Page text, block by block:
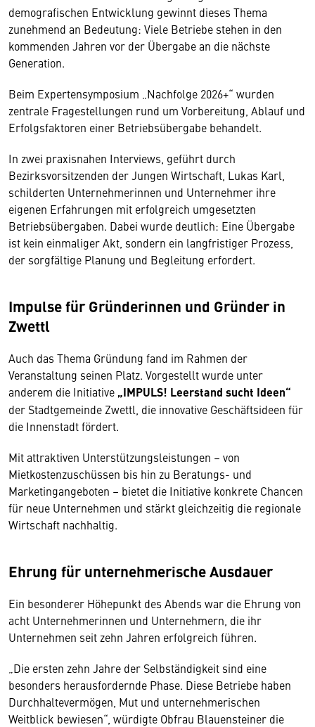
demografischen Entwicklung gewinnt dieses Thema
zunehmend an Bedeutung: Viele Betriebe stehen in den
kommenden Jahren vor der Übergabe an die nächste
Generation.
Beim Expertensymposium „Nachfolge 2026+“ wurden
zentrale Fragestellungen rund um Vorbereitung, Ablauf und
Erfolgsfaktoren einer Betriebsübergabe behandelt.
In zwei praxisnahen Interviews, geführt durch
Bezirksvorsitzenden der Jungen Wirtschaft, Lukas Karl,
schilderten Unternehmerinnen und Unternehmer ihre
eigenen Erfahrungen mit erfolgreich umgesetzten
Betriebsübergaben. Dabei wurde deutlich: Eine Übergabe
ist kein einmaliger Akt, sondern ein langfristiger Prozess,
der sorgfältige Planung und Begleitung erfordert.
Impulse für Gründerinnen und Gründer in
Zwettl
Auch das Thema Gründung fand im Rahmen der
Veranstaltung seinen Platz. Vorgestellt wurde unter
anderem die Initiative „IMPULS! Leerstand sucht Ideen“
der Stadtgemeinde Zwettl, die innovative Geschäftsideen für
die Innenstadt fördert.
Mit attraktiven Unterstützungsleistungen – von
Mietkostenzuschüssen bis hin zu Beratungs- und
Marketingangeboten – bietet die Initiative konkrete Chancen
für neue Unternehmen und stärkt gleichzeitig die regionale
Wirtschaft nachhaltig.
Ehrung für unternehmerische Ausdauer
Ein besonderer Höhepunkt des Abends war die Ehrung von
acht Unternehmerinnen und Unternehmern, die ihr
Unternehmen seit zehn Jahren erfolgreich führen.
„Die ersten zehn Jahre der Selbständigkeit sind eine
besonders herausfordernde Phase. Diese Betriebe haben
Durchhaltevermögen, Mut und unternehmerischen
Weitblick bewiesen“, würdigte Obfrau Blauensteiner die